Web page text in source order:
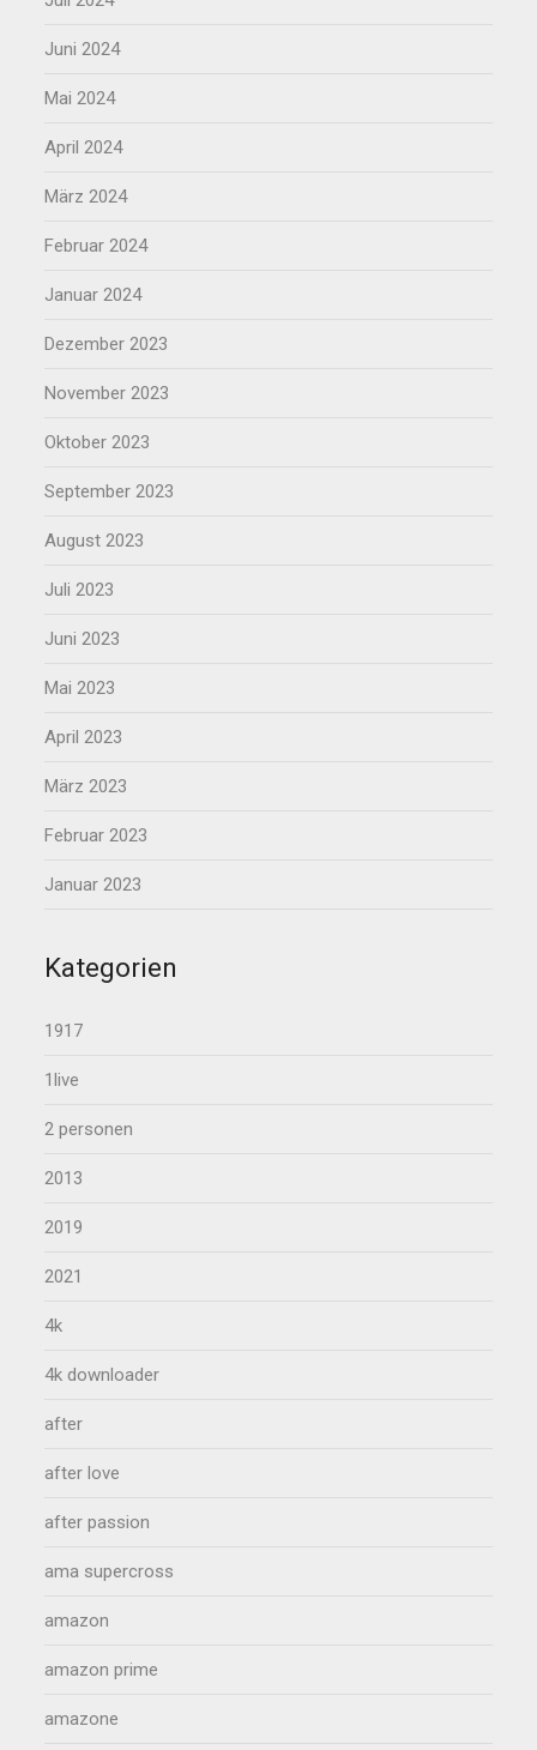
Juni 2024
Mai 2024
April 2024
März 2024
Februar 2024
Januar 2024
Dezember 2023
November 2023
Oktober 2023
September 2023
August 2023
Juli 2023
Juni 2023
Mai 2023
April 2023
März 2023
Februar 2023
Januar 2023
Kategorien
1917
1live
2 personen
2013
2019
2021
4k
4k downloader
after
after love
after passion
ama supercross
amazon
amazon prime
amazone